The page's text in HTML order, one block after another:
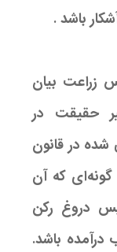
باشد .
زراعت بیان
حقیقت در
شده در قانون
که آن
دروغ رکن
باشد.